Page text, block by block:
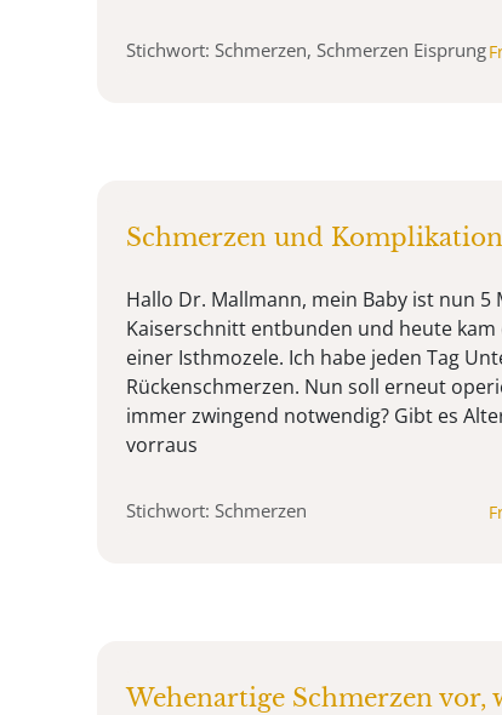
Stichwort: Schmerzen, Schmerzen Eisprung
Schmerzen und
Hallo Dr. Mallmann, mein Baby ist nun
Kaiserschnitt entbunden und heute
einer Isthmozele. Ich habe jeden Tag
Rückenschmerzen. Nun soll erneut
immer zwingend notwendig? Gibt es
vorraus
Stichwort: Schmerzen
Wehenartige Schmerzen vor,